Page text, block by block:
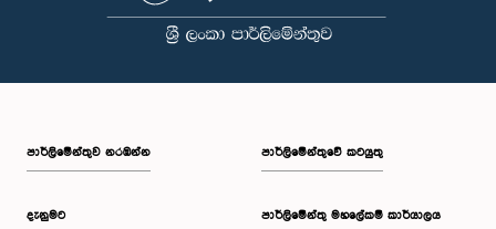
පාර්ලි‌මේන්තුව නරඹන්න
දැනුමට
පාර්ලිමේන්තුවේ කටයුතු
පාර්ලිමේන්තු මහලේකම් කාර්යාලය